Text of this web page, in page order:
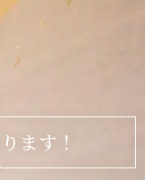
ます！